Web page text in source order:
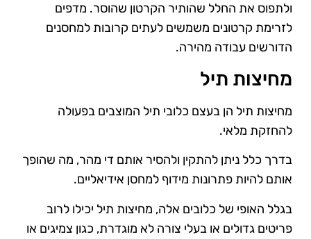
ולתפוס את החלל שהותיר הקרטון שהוסר. מדפים
לזרימת קרטונים משמשים לעתים קרובות למחסנים
הדורשים עבודה מהירה.
מחיצות תיל
מחיצות תיל הן בעצם כלובי תיל המוצבים בפעולה
להחזקת מלאי.
בדרך כלל ניתן להתקין ולהסיר אותם די מהר, מה שהופך
אותם להיות פתרונות מידוף למחסן אידיאליים.
בגלל האופי של כלובים אלה, מחיצות תיל יכילו לרוב
פריטים גדולים או בעלי צורה לא מוגדרת, כגון צמיגים או